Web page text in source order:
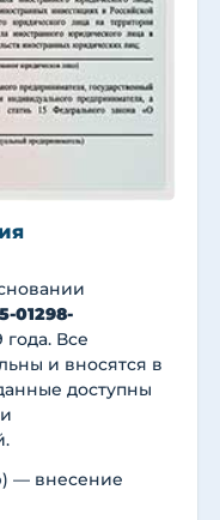
01298-
года. Все
и вносятся в
доступны
— внесение